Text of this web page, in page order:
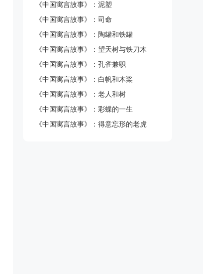
《中国寓言故事》：泥塑
《中国寓言故事》：司命
《中国寓言故事》：陶罐和铁罐
《中国寓言故事》：望天树与铁刀木
《中国寓言故事》：孔雀兼职
《中国寓言故事》：白帆和木桨
《中国寓言故事》：老人和树
《中国寓言故事》：彩蝶的一生
《中国寓言故事》：得意忘形的老虎